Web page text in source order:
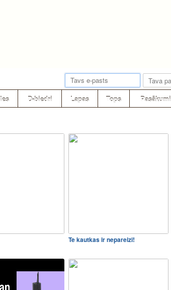
D-biedri Lapas Tops Pasākumi
Te kautkas ir nepareizi!